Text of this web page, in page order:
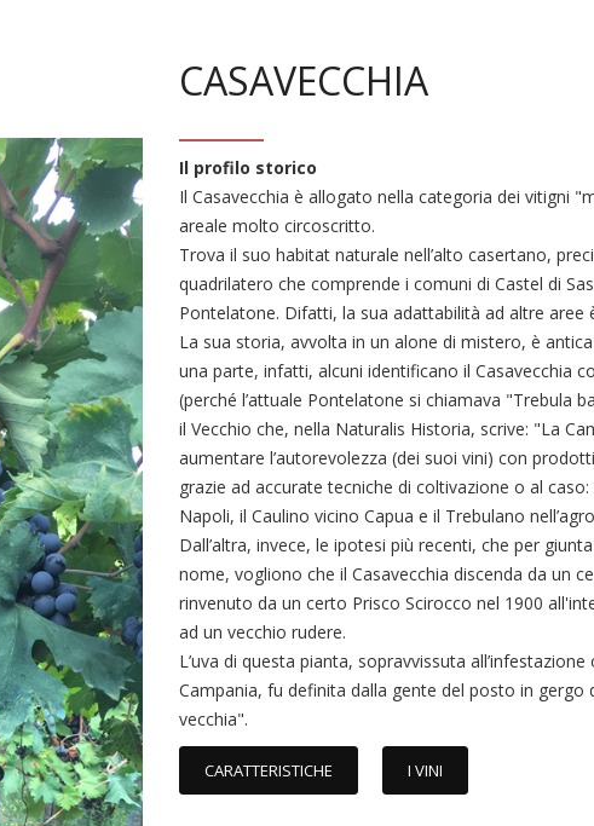
CASAVECCHIA
Il profilo storico
Il Casavecchia è allogato nella categoria dei vitigni
areale molto circoscritto.
Trova il suo habitat naturale nell’alto casertano,
quadrilatero che comprende i comuni di Castel di
Pontelatone. Difatti, la sua adattabilità ad altre aree
La sua storia, avvolta in un alone di mistero, è
una parte, infatti, alcuni identificano il Casavecchia
(perché l’attuale Pontelatone si chiamava "Trebula
il Vecchio che, nella Naturalis Historia, scrive: "La
aumentare l’autorevolezza (dei suoi vini) con
grazie ad accurate tecniche di coltivazione o al
Napoli, il Caulino vicino Capua e il Trebulano
Dall’altra, invece, le ipotesi più recenti, che per
nome, vogliono che il Casavecchia discenda da un
rinvenuto da un certo Prisco Scirocco nel 1900
ad un vecchio rudere.
L’uva di questa pianta, sopravvissuta
Campania, fu definita dalla gente del posto in gergo
vecchia".
CARATTERISTICHE I VINI